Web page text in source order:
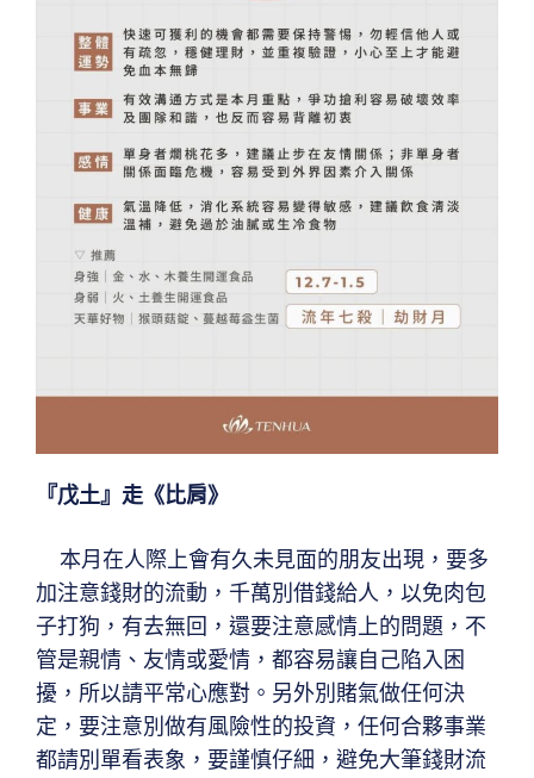
『戊土』走《比肩》
本月在人際上會有久未見面的朋友出現，要多
加注意錢財的流動，千萬別借錢給人，以免肉包
子打狗，有去無回，還要注意感情上的問題，不
管是親情、友情或愛情，都容易讓自己陷入困
擾，所以請平常心應對。另外別賭氣做任何決
定，要注意別做有風險性的投資，任何合夥事業
都請別單看表象，要謹慎仔細，避免大筆錢財流